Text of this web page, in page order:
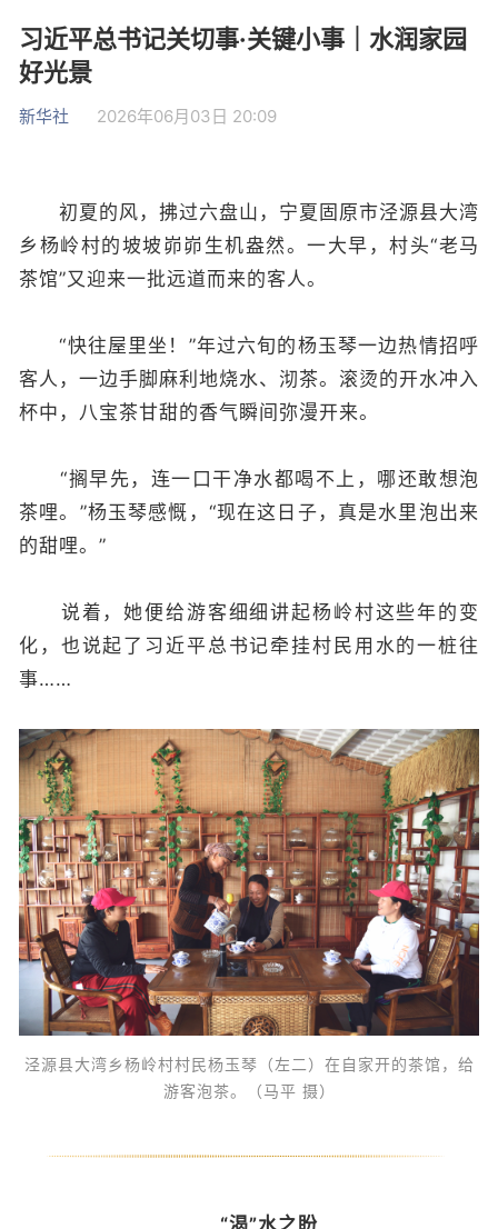
习近平总书记关切事·关键小事｜水润家园
好光景
新华社 2026年06月03日 20:09
初夏的风，拂过六盘山，宁夏固原市泾源县大湾
乡杨岭村的坡坡峁峁生机盎然。一大早，村头“老马
茶馆”又迎来一批远道而来的客人。
“快往屋里坐！”年过六旬的杨玉琴一边热情招呼
客人，一边手脚麻利地烧水、沏茶。滚烫的开水冲入
杯中，八宝茶甘甜的香气瞬间弥漫开来。
“搁早先，连一口干净水都喝不上，哪还敢想泡
茶哩。”杨玉琴感慨，“现在这日子，真是水里泡出来
的甜哩。”
说着，她便给游客细细讲起杨岭村这些年的变
化，也说起了习近平总书记牵挂村民用水的一桩往
事……
泾源县大湾乡杨岭村村民杨玉琴（左二）在自家开的茶馆，给
游客泡茶。（马平 摄）